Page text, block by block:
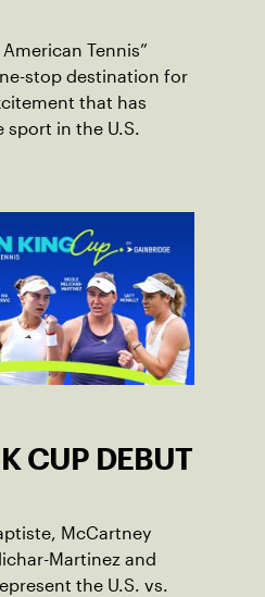
American Tennis”
stop destination for
that has
sport in the U.S.
CUP DEBUT
McCartney
Martinez and
the U.S. vs.